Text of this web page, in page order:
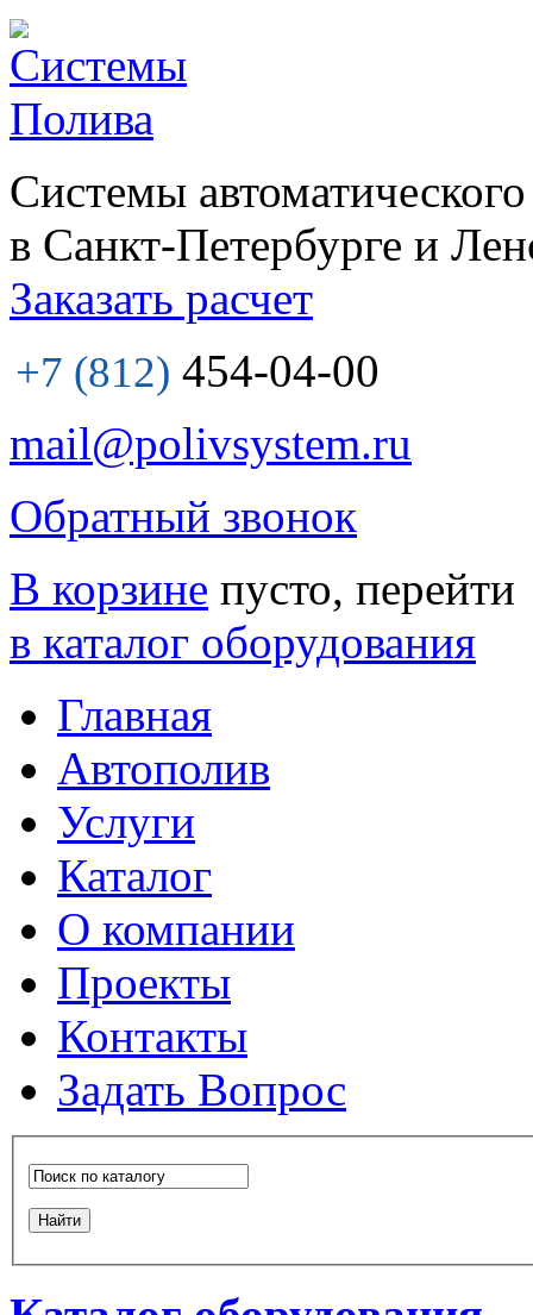
Системы
в Санкт-Петербурге и
Заказать расчет
+7 (812) 454-04-00
mail@polivsystem.ru
Обратный звонок
В корзине пусто, перейти
в каталог оборудования
Главная
Автополив
Услуги
Каталог
О компании
Проекты
Контакты
Задать Вопрос